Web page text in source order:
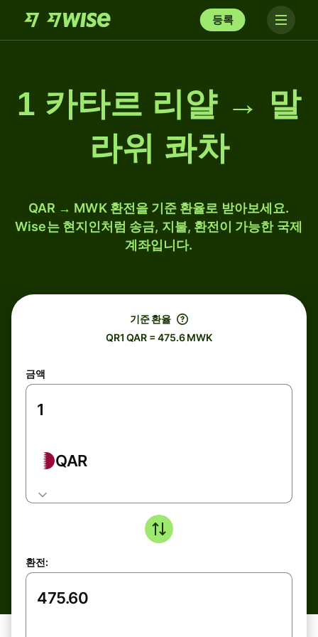
등록
1 카타르 리얄 → 말
라위 콰차
QAR → MWK 환전을 기준 환율로 받아보세요.
Wise는 현지인처럼 송금, 지불, 환전이 가능한 국제
계좌입니다.
기준 환율
QR1 QAR = 475.6 MWK
금액
QAR
환전: